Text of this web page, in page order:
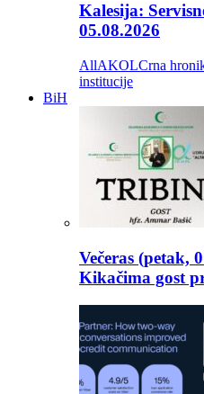
Kalesija:
05.08.2026
AllAKOLCrna
institucije
BiH
Večeras (petak,
Kikačima gost